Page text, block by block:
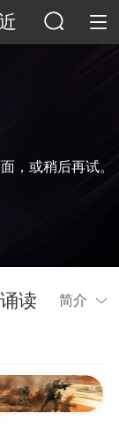
，或稍后再试。
读
简介